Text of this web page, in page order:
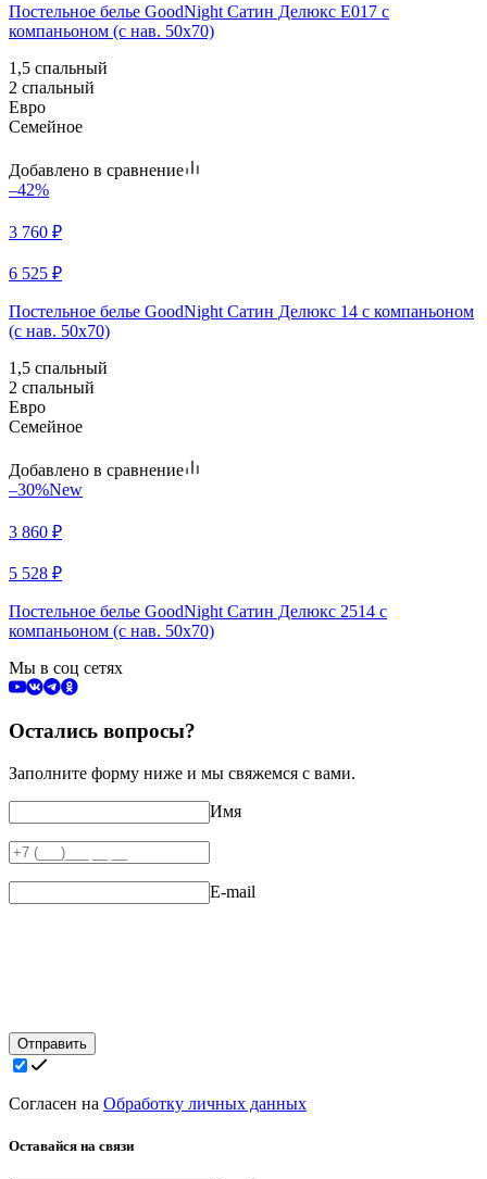
Постельное белье GoodNight Сатин Делюкс E017 с
компаньоном (с нав. 50х70)
1,5 спальный
2 спальный
Евро
Семейное
Добавлено в сравнение
–42%
3 760 ₽
6 525 ₽
Постельное белье GoodNight Сатин Делюкс 14 с компаньоном
(с нав. 50х70)
1,5 спальный
2 спальный
Евро
Семейное
Добавлено в сравнение
–30%New
3 860 ₽
5 528 ₽
Постельное белье GoodNight Сатин Делюкс 2514 с
компаньоном (с нав. 50х70)
Мы в соц сетях
Остались вопросы?
Заполните форму ниже и мы свяжемся с вами.
Имя
E-mail
Отправить
Согласен на Обработку личных данных
Оставайся на связи